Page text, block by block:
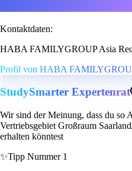
Kontaktdaten:
HABA FAMILYGROUP Asia
Profil von HABA
StudySmarter Expertenrat
Wir sind der Meinung, dass du so
Vertriebsgebiet Großraum
erhalten könntest
✨Tipp Nummer 1